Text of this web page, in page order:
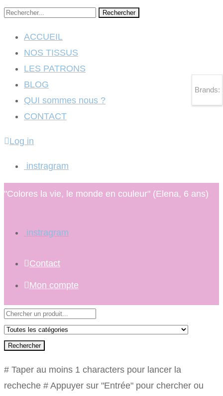
Rechercher
ACCUEIL
NOS TISSUS
LES PATRONS
BLOG
QUI sommes nous ?
CONTACT
Log in
instragram
"Colores la vie, le monde en couleur" (Elena, 6 ans)
instragram
Contact
Mon compte
Rechercher
# Taper au moins 1 characters pour lancer la
recheche # Appuyer sur "Entrée" pour chercher ou
Brands: